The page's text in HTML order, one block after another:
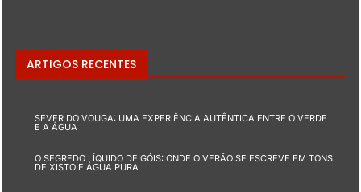
ARTIGOS RECENTES
SEVER DO VOUGA: UMA EXPERIÊNCIA AUTÊNTICA ENTRE O VERDE
E A ÁGUA
O SEGREDO LÍQUIDO DE GÓIS: ONDE O VERÃO SE ESCREVE EM TONS
DE XISTO E ÁGUA PURA